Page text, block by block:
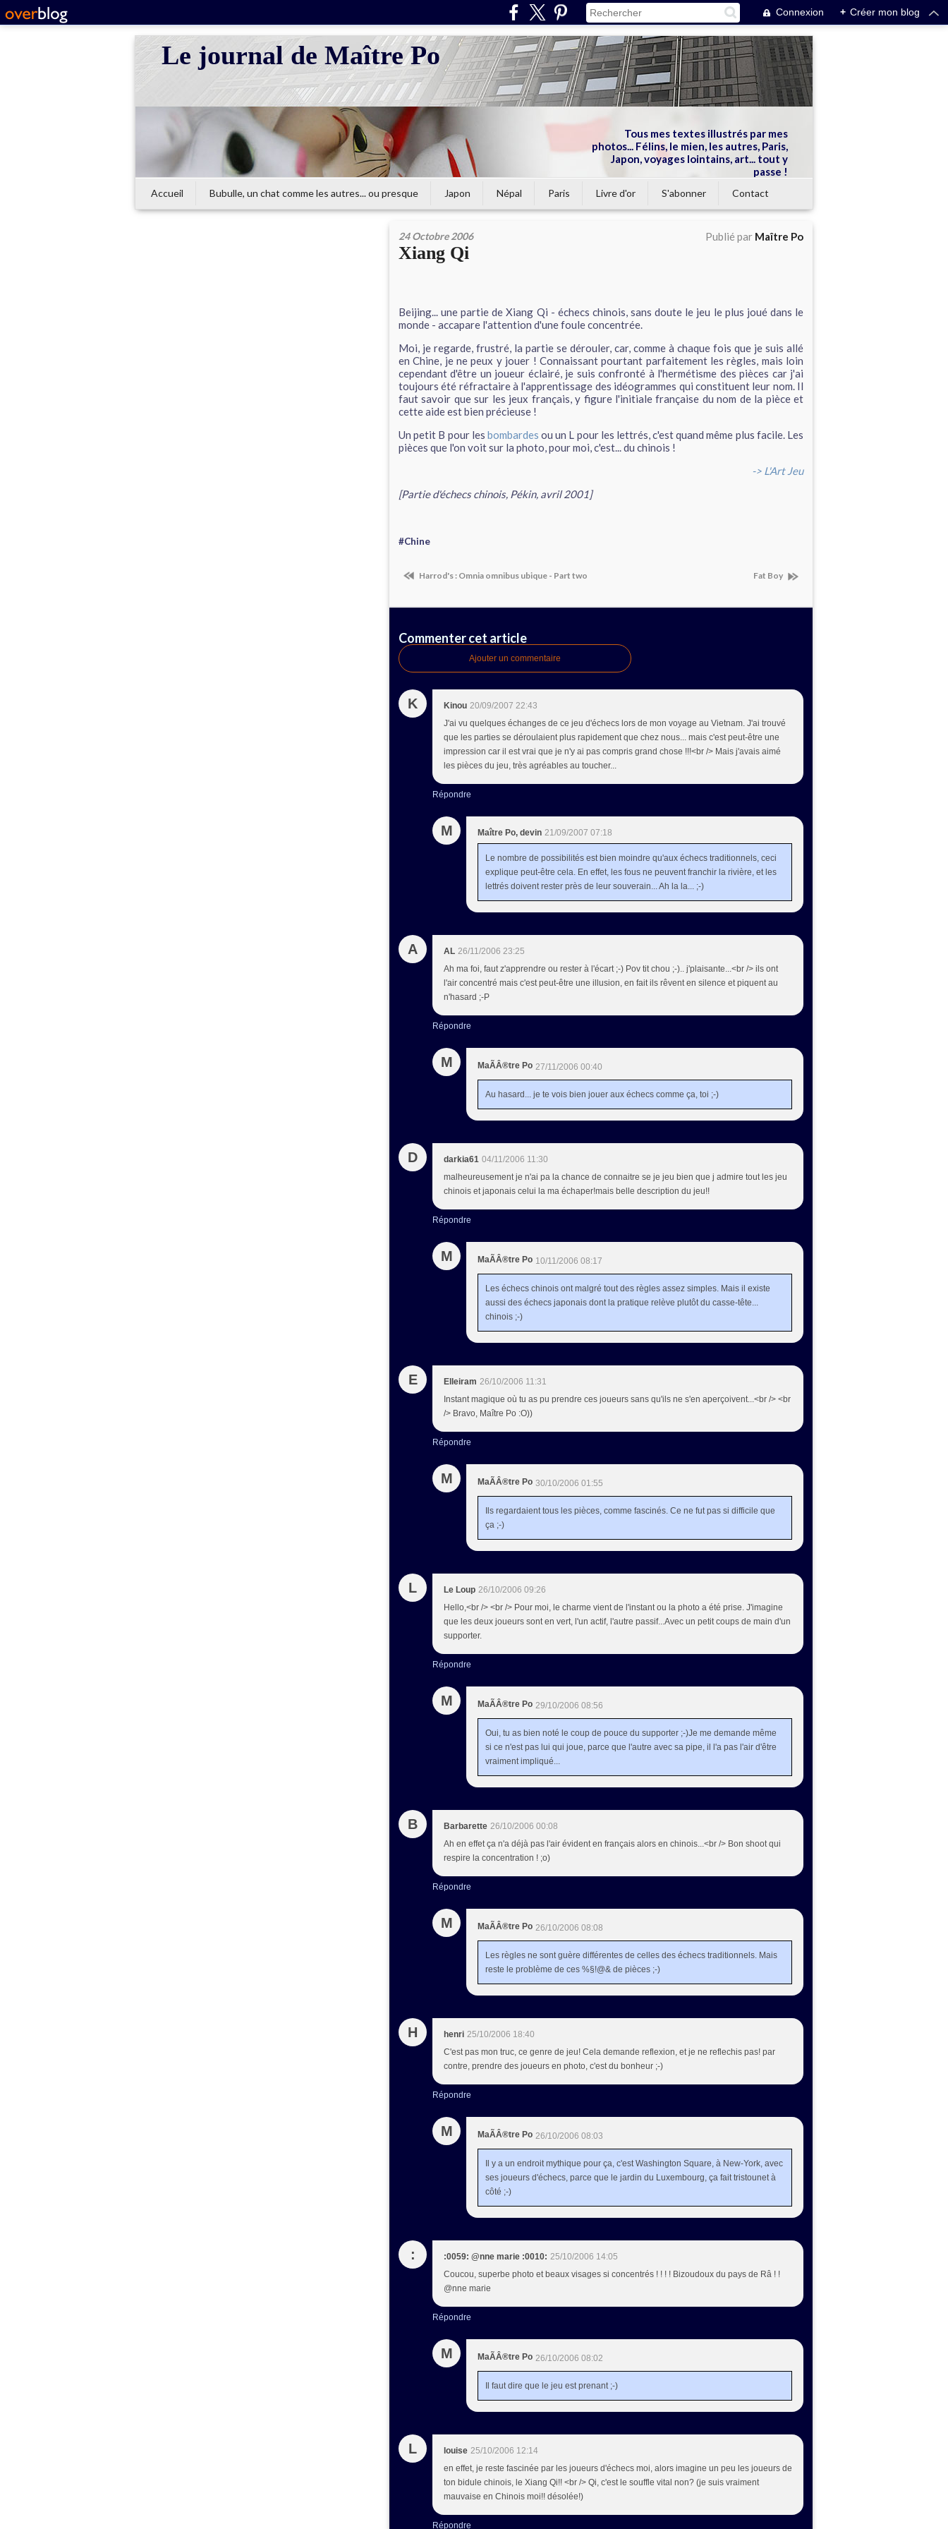
Connexion + Créer mon blog
Le journal de Maître Po
Tous mes textes illustrés par mes
photos... Félins, le mien, les autres, Paris,
Japon, voyages lointains, art... tout y
passe !
Accueil Bubulle, un chat comme les autres... ou presque Japon Népal Paris Livre d'or S'abonner Contact
24 Octobre 2006 Publié par Maître Po
Xiang Qi
Beijing... une partie de Xiang Qi - échecs chinois, sans doute le jeu le plus joué dans le
monde - accapare l'attention d'une foule concentrée.
Moi, je regarde, frustré, la partie se dérouler, car, comme à chaque fois que je suis allé
en Chine, je ne peux y jouer ! Connaissant pourtant parfaitement les règles, mais loin
cependant d'être un joueur éclairé, je suis confronté à l'hermétisme des pièces car j'ai
toujours été réfractaire à l'apprentissage des idéogrammes qui constituent leur nom. Il
faut savoir que sur les jeux français, y figure l'initiale française du nom de la pièce et
cette aide est bien précieuse !
Un petit B pour les bombardes ou un L pour les lettrés, c'est quand même plus facile. Les
pièces que l'on voit sur la photo, pour moi, c'est... du chinois !
-> L'Art Jeu
[Partie d'échecs chinois, Pékin, avril 2001]
#Chine
Harrod's : Omnia omnibus ubique - Part two Fat Boy
Commenter cet article
Ajouter un commentaire
K Kinou 20/09/2007 22:43
J'ai vu quelques échanges de ce jeu d'échecs lors de mon voyage au Vietnam. J'ai trouvé
que les parties se déroulaient plus rapidement que chez nous... mais c'est peut-être une
impression car il est vrai que je n'y ai pas compris grand chose !!!<br /> Mais j'avais aimé
les pièces du jeu, très agréables au toucher...
Répondre
M Maître Po, devin 21/09/2007 07:18
Le nombre de possibilités est bien moindre qu'aux échecs traditionnels, ceci
explique peut-être cela. En effet, les fous ne peuvent franchir la rivière, et les
lettrés doivent rester près de leur souverain... Ah la la... ;-)
A AL 26/11/2006 23:25
Ah ma foi, faut z'apprendre ou rester à l'écart ;-) Pov tit chou ;-).. j'plaisante...<br /> ils ont
l'air concentré mais c'est peut-être une illusion, en fait ils rêvent en silence et piquent au
n'hasard ;-P
Répondre
M MaÃÂ®tre Po 27/11/2006 00:40
Au hasard... je te vois bien jouer aux échecs comme ça, toi ;-)
D darkia61 04/11/2006 11:30
malheureusement je n'ai pa la chance de connaitre se je jeu bien que j admire tout les jeu
chinois et japonais celui la ma échaper!mais belle description du jeu!!
Répondre
M MaÃÂ®tre Po 10/11/2006 08:17
Les échecs chinois ont malgré tout des règles assez simples. Mais il existe
aussi des échecs japonais dont la pratique relève plutôt du casse-tête...
chinois ;-)
E Elleiram 26/10/2006 11:31
Instant magique où tu as pu prendre ces joueurs sans qu'ils ne s'en aperçoivent...<br /> <br
/> Bravo, Maître Po :O))
Répondre
M MaÃÂ®tre Po 30/10/2006 01:55
Ils regardaient tous les pièces, comme fascinés. Ce ne fut pas si difficile que
ça ;-)
L Le Loup 26/10/2006 09:26
Hello,<br /> <br /> Pour moi, le charme vient de l'instant ou la photo a été prise. J'imagine
que les deux joueurs sont en vert, l'un actif, l'autre passif...Avec un petit coups de main d'un
supporter.
Répondre
M MaÃÂ®tre Po 29/10/2006 08:56
Oui, tu as bien noté le coup de pouce du supporter ;-)Je me demande même
si ce n'est pas lui qui joue, parce que l'autre avec sa pipe, il l'a pas l'air d'être
vraiment impliqué...
B Barbarette 26/10/2006 00:08
Ah en effet ça n'a déjà pas l'air évident en français alors en chinois...<br /> Bon shoot qui
respire la concentration ! ;o)
Répondre
M MaÃÂ®tre Po 26/10/2006 08:08
Les règles ne sont guère différentes de celles des échecs traditionnels. Mais
reste le problème de ces %§!@& de pièces ;-)
H henri 25/10/2006 18:40
C'est pas mon truc, ce genre de jeu! Cela demande reflexion, et je ne reflechis pas! par
contre, prendre des joueurs en photo, c'est du bonheur ;-)
Répondre
M MaÃÂ®tre Po 26/10/2006 08:03
Il y a un endroit mythique pour ça, c'est Washington Square, à New-York, avec
ses joueurs d'échecs, parce que le jardin du Luxembourg, ça fait tristounet à
côté ;-)
: :0059: @nne marie :0010: 25/10/2006 14:05
Coucou, superbe photo et beaux visages si concentrés ! ! ! ! Bizoudoux du pays de Râ ! !
@nne marie
Répondre
M MaÃÂ®tre Po 26/10/2006 08:02
Il faut dire que le jeu est prenant ;-)
L louise 25/10/2006 12:14
en effet, je reste fascinée par les joueurs d'échecs moi, alors imagine un peu les joueurs de
ton bidule chinois, le Xiang Qi!! <br /> Qi, c'est le souffle vital non? (je suis vraiment
mauvaise en Chinois moi!! désolée!)
Répondre